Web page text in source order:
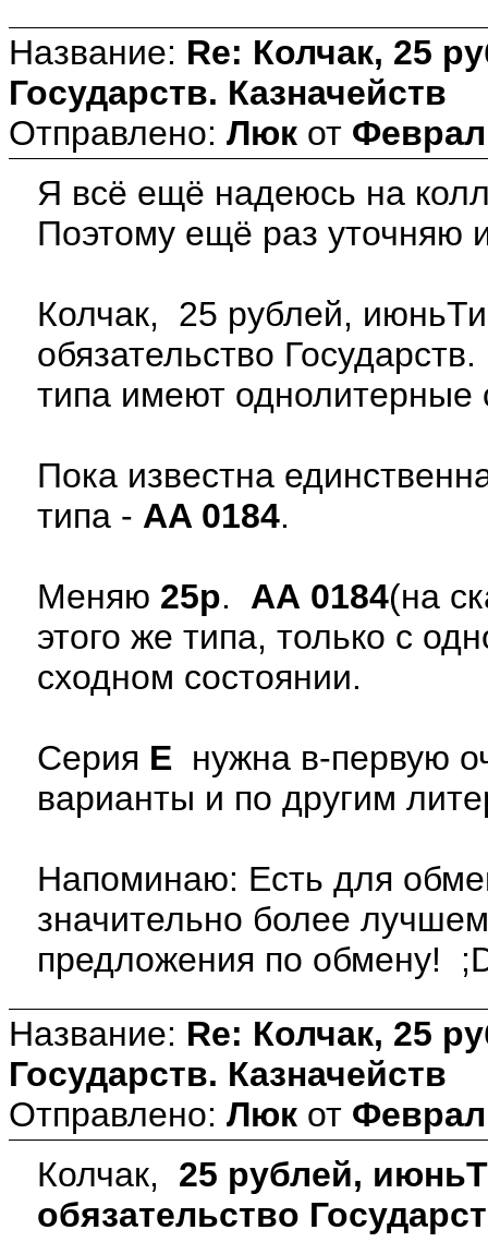
Название: Re: Колчак, 25
Государств. Казначейств
Отправлено: Люк от
Я всё ещё надеюсь на
Поэтому ещё раз уточняю
Колчак, 25 рублей,
обязательство
типа имеют однолитерные
Пока известна
типа - AA 0184.
Меняю 25р. АА 0184(на
этого же типа, только с
сходном состоянии.
Серия Е нужна в-первую
варианты и по другим
Напоминаю: Есть для
значительно более
предложения по обмену!
Название: Re: Колчак, 25
Государств. Казначейств
Отправлено: Люк от
Колчак, 25 рублей,
обязательство